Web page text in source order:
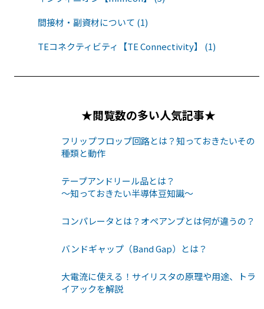
間接材・副資材について (1)
TEコネクティビティ【TE Connectivity】 (1)
★閲覧数の多い人気記事★
フリップフロップ回路とは？知っておきたいその
種類と動作
テープアンドリール品とは？
〜知っておきたい半導体豆知識〜
コンパレータとは？オペアンプとは何が違うの？
バンドギャップ（Band Gap）とは？
大電流に使える！サイリスタの原理や用途、トラ
イアックを解説